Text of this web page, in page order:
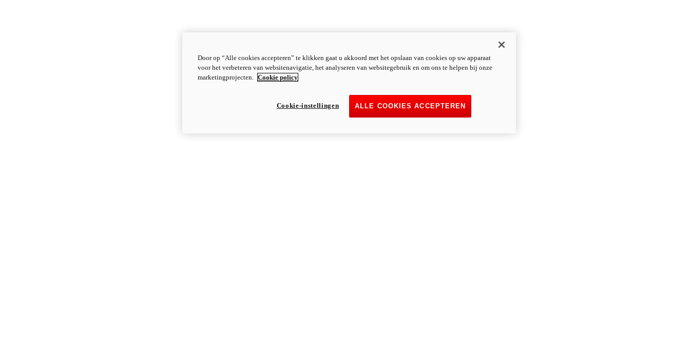
Door op “Alle cookies accepteren” te klikken gaat u akkoord met het opslaan van cookies op uw apparaat
voor het verbeteren van websitenavigatie, het analyseren van websitegebruik en om ons te helpen bij onze
marketingprojecten. Cookie policy
ALLE COOKIES ACCEPTEREN
Cookie-instellingen